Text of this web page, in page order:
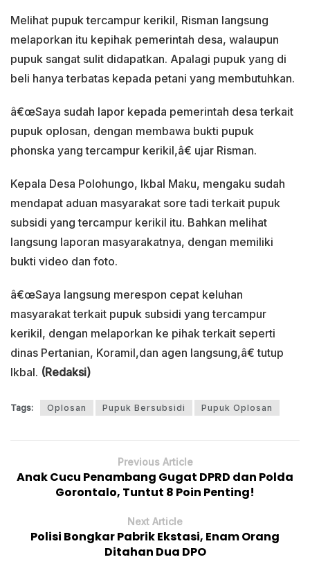
Melihat pupuk tercampur kerikil, Risman langsung
melaporkan itu kepihak pemerintah desa, walaupun
pupuk sangat sulit didapatkan. Apalagi pupuk yang di
beli hanya terbatas kepada petani yang membutuhkan.
â€œSaya sudah lapor kepada pemerintah desa terkait
pupuk oplosan, dengan membawa bukti pupuk
phonska yang tercampur kerikil,â€ ujar Risman.
Kepala Desa Polohungo, Ikbal Maku, mengaku sudah
mendapat aduan masyarakat sore tadi terkait pupuk
subsidi yang tercampur kerikil itu. Bahkan melihat
langsung laporan masyarakatnya, dengan memiliki
bukti video dan foto.
â€œSaya langsung merespon cepat keluhan
masyarakat terkait pupuk subsidi yang tercampur
kerikil, dengan melaporkan ke pihak terkait seperti
dinas Pertanian, Koramil,dan agen langsung,â€ tutup
Ikbal. (Redaksi)
Tags: Oplosan Pupuk Bersubsidi Pupuk Oplosan
Previous Article
Anak Cucu Penambang Gugat DPRD dan Polda
Gorontalo, Tuntut 8 Poin Penting!
Next Article
Polisi Bongkar Pabrik Ekstasi, Enam Orang
Ditahan Dua DPO